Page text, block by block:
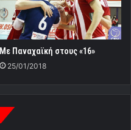
Με Παναχαϊκή στους «16»
25/01/2018